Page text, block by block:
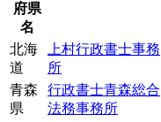
府県
名
北海
道
上村行政書士事務
所
青森
県
行政書士青森総合
法務事務所